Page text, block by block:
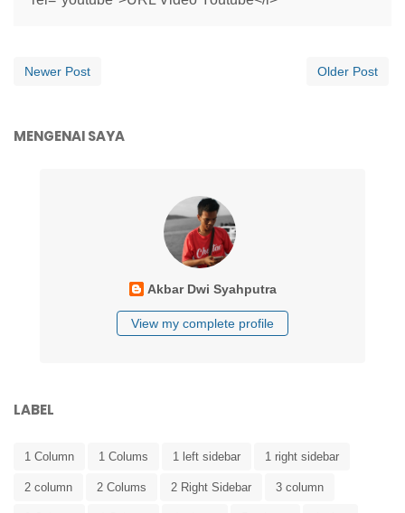
Newer Post Older Post
MENGENAI SAYA
Akbar Dwi Syahputra
View my complete profile
LABEL
1 Column 1 Colums 1 left sidebar 1 right sidebar
2 column 2 Colums 2 Right Sidebar 3 column